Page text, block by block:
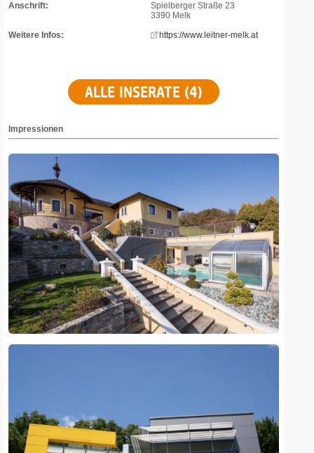
Anschrift:
Spielberger Straße 23
3390 Melk
Weitere Infos:
https://www.leitner-melk.at
ALLE INSERATE (4)
Impressionen